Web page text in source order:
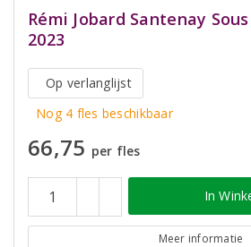
Rémi Jobard Santenay
2023
Op verlanglijst
Nog 4 fles beschikbaar
66,75 per fles
In
Meer informatie